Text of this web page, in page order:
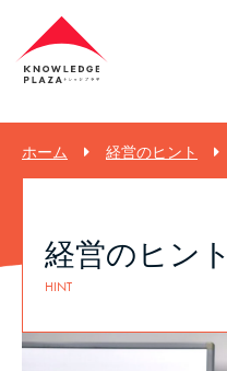
ホーム 経営のヒント
経営のヒント
HINT